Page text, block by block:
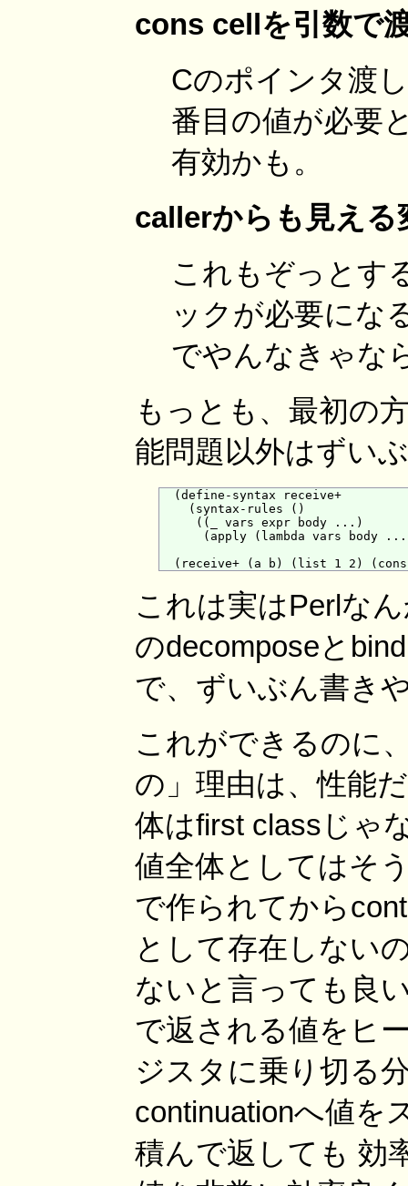
cons cellを引数で
Cのポインタ渡
番目の値が必要
有効かも。
callerからも見え
これもぞっとす
ックが必要にな
でやんなきゃな
もっとも、最初の
能問題以外はずい
  (define-syntax receive+
    (syntax-rules ()
     ((_ vars expr body ...)
(apply (lambda vars body
これは実はPerlな
のdecomposeと
で、ずいぶん書き
これができるのに
の」理由は、性能
体はfirst classじゃ
値全体としてはそ
で作られてから
として存在しない
ないと言っても良
で返される値をヒ
ジスタに乗り切る
continuationへ値を
積んで返しても 効